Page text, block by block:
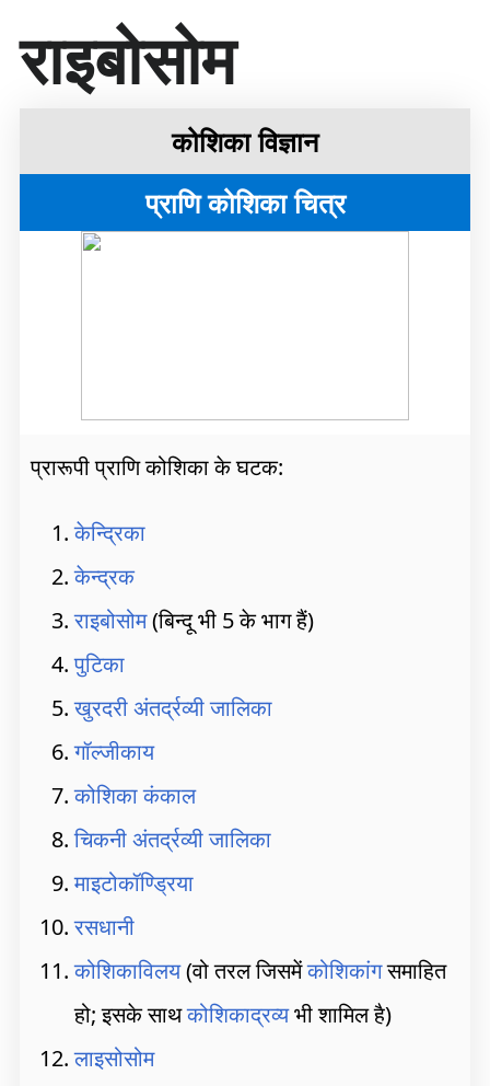
म
ग्री
राइबोसोम
कोशिका विज्ञान
प्राणि कोशिका चित्र
प्रारूपी प्राणि कोशिका के घटक:
केन्द्रिका
केन्द्रक
राइबोसोम(बिन्दू भी 5 के भाग हैं)
पुटिका
खुरदरी अंतर्द्रव्यी जालिका
गॉल्जीकाय
कोशिका कंकाल
चिकनी अंतर्द्रव्यी जालिका
माइटोकॉण्ड्रिया
रसधानी
कोशिकाविलय(वो तरल जिसमेंकोशिकांगसमाहित
हो; इसके साथकोशिकाद्रव्यभी शामिल है)
लाइसोसोम